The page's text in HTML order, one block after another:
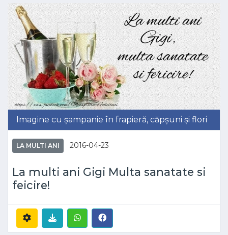
Imagine cu șampanie în frapieră, căpșuni și flori
LA MULTI ANI 2016-04-23
La multi ani Gigi Multa sanatate si
feicire!